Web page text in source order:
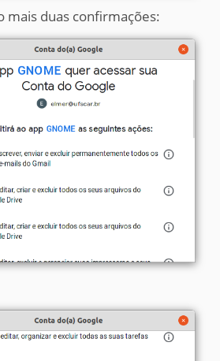
mais duas confirmações: